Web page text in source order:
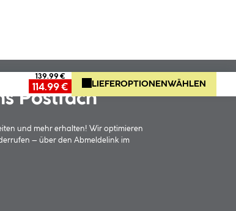
139.99 €
114.99 € LIEFEROPTIONEN WÄHLEN
Postfach
und mehr erhalten! Wir optimieren
– über den Abmeldelink im